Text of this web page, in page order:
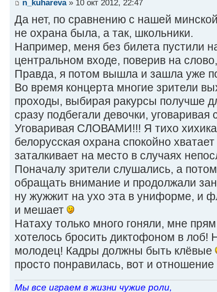
n_kuhareva» 10 окт 2012, 22:47
Да нет, по сравнению с нашей
не охрана была, а так, школьники.
Например, меня без билета пустили
центральном входе, поверив на
Правда, я потом вышла и зашла уже
Во время концерта многие зрители
проходы, выбирая ракурсы получше
сразу подбегали девочки, уговаривая
Уговаривая СЛОВАМИ!!! Я тихо
белорусская охрана спокойно
заталкивает на место в случаях
Поначалу зрители слушались, а
обращать внимание и продолжали
ну жужжит на ухо эта в униформе, и
и мешает
Натаху только много гоняли, мне
хотелось бросить диктофоном в лоб!
молодец! Кадры должны быть клёвые
просто понравилась, вот и
Мы все играем в жизни чужие роли,